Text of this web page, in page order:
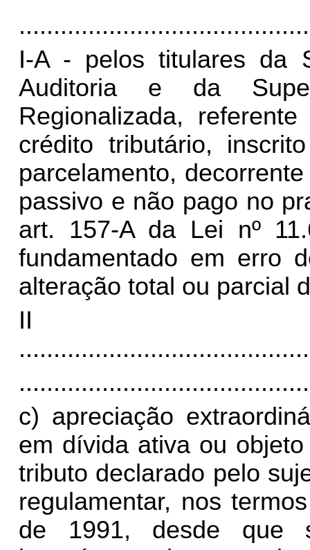
I-A - pelos titulares da
Auditoria e da
Regionalizada,
crédito tributário,
parcelamento,
passivo e não pago no
art. 157-A da Lei nº
fundamentado em erro
alteração total ou parcial
c) apreciação
em dívida ativa ou
tributo declarado pelo
regulamentar, nos
de 1991, desde que